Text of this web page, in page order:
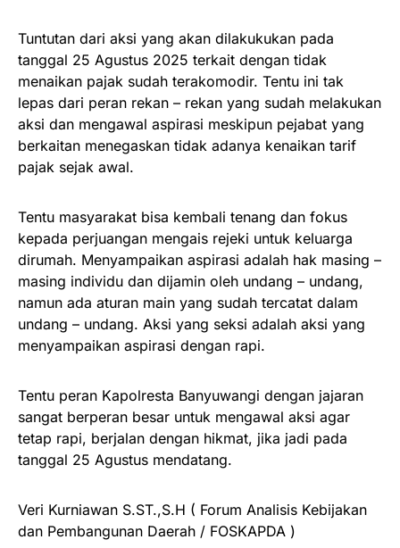
Tuntutan dari aksi yang akan dilakukukan pada
tanggal 25 Agustus 2025 terkait dengan tidak
menaikan pajak sudah terakomodir. Tentu ini tak
lepas dari peran rekan – rekan yang sudah melakukan
aksi dan mengawal aspirasi meskipun pejabat yang
berkaitan menegaskan tidak adanya kenaikan tarif
pajak sejak awal.
Tentu masyarakat bisa kembali tenang dan fokus
kepada perjuangan mengais rejeki untuk keluarga
dirumah. Menyampaikan aspirasi adalah hak masing –
masing individu dan dijamin oleh undang – undang,
namun ada aturan main yang sudah tercatat dalam
undang – undang. Aksi yang seksi adalah aksi yang
menyampaikan aspirasi dengan rapi.
Tentu peran Kapolresta Banyuwangi dengan jajaran
sangat berperan besar untuk mengawal aksi agar
tetap rapi, berjalan dengan hikmat, jika jadi pada
tanggal 25 Agustus mendatang.
Veri Kurniawan S.ST.,S.H ( Forum Analisis Kebijakan
dan Pembangunan Daerah / FOSKAPDA )